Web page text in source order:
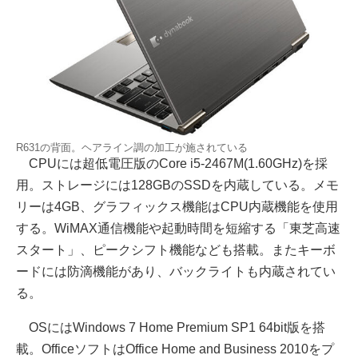
R631の背面。ヘアライン調の加工が施されている
CPUには超低電圧版のCore i5-2467M(1.60GHz)を採
用。ストレージには128GBのSSDを内蔵している。メモ
リーは4GB、グラフィックス機能はCPU内蔵機能を使用
する。WiMAX通信機能や起動時間を短縮する「東芝高速
スタート」、ピークシフト機能なども搭載。またキーボ
ードには防滴機能があり、バックライトも内蔵されてい
る。
OSにはWindows 7 Home Premium SP1 64bit版を搭
載。OfficeソフトはOffice Home and Business 2010をプ